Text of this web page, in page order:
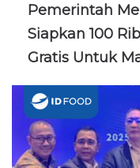
Pemerintah
Siapkan 100
Gratis Untuk